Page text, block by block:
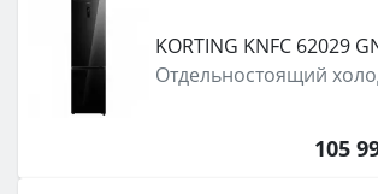
KORTING KNFC 62029
Отдельностоящий
105